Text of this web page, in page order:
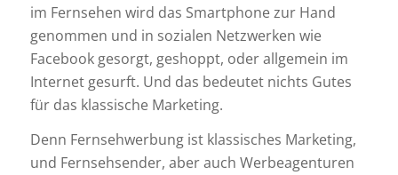
im Fernsehen wird das Smartphone zur Hand
genommen und in sozialen Netzwerken wie
Facebook gesorgt, geshoppt, oder allgemein im
Internet gesurft. Und das bedeutet nichts Gutes
für das klassische Marketing.
Denn Fernsehwerbung ist klassisches Marketing,
und Fernsehsender, aber auch Werbeagenturen